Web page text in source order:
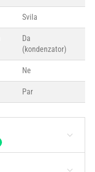
Svila
Da
(kondenzator)
Ne
Par